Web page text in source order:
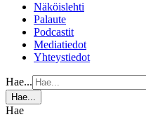
Näköislehti
Palaute
Podcastit
Mediatiedot
Yhteystiedot
Hae...
Hae...
Hae